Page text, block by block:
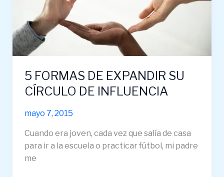
5 FORMAS DE EXPANDIR SU
CÍRCULO DE INFLUENCIA
mayo 7, 2015
Cuando era joven, cada vez que salía de casa
para ir a la escuela o practicar fútbol, ​​mi padre
me
INFLUENCIA